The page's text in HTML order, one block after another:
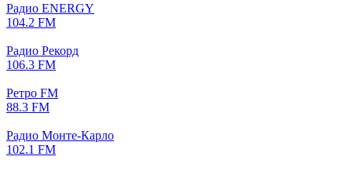
Радио ENERGY
104.2 FM
Радио Рекорд
106.3 FM
Ретро FM
88.3 FM
Радио Монте-Карло
102.1 FM